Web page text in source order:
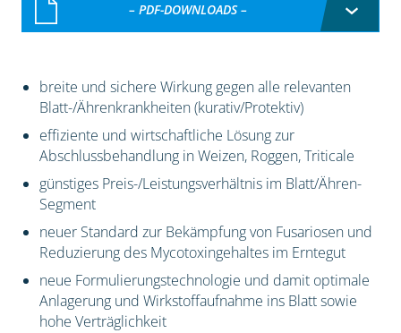
– PDF-DOWNLOADS –
breite und sichere Wirkung gegen alle relevanten
Blatt-/Ährenkrankheiten (kurativ/Protektiv)
effiziente und wirtschaftliche Lösung zur
Abschlussbehandlung in Weizen, Roggen, Triticale
günstiges Preis-/Leistungsverhältnis im Blatt/Ähren-
Segment
neuer Standard zur Bekämpfung von Fusariosen und
Reduzierung des Mycotoxingehaltes im Erntegut
neue Formulierungstechnologie und damit optimale
Anlagerung und Wirkstoffaufnahme ins Blatt sowie
hohe Verträglichkeit